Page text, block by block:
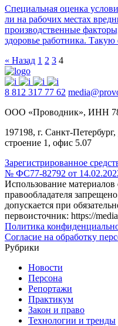
Специальная оценка
ли на рабочих местах
производственные
здоровье работника.
Пагинация
записей
« Назад 1 2 3 4
8 812 317 77 62
ООО «Проводник», ИНН
197198, г. Санкт-
строение 1, офис 5.07
Зарегистрированное
№ ФС77-82792 от
Использование материалов
правообладателя
допускается при
первоисточник: https://
Политика
Согласие на обработку
Рубрики
Новости
Персона
Репортажи
Практикум
Закон и право
Технологии и тренды